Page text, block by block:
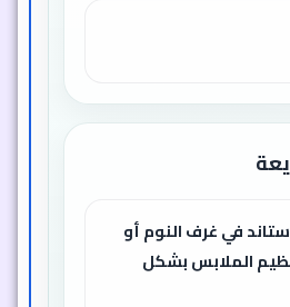
في غرف النوم أو
الملابس بشكل